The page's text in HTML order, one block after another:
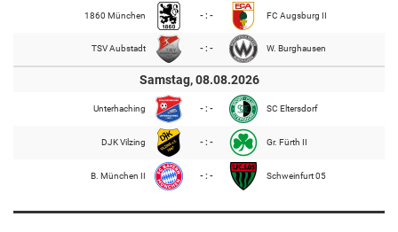
1860 München - : - FC Augsburg II
TSV Aubstadt - : - W. Burghausen
Samstag, 08.08.2026
Unterhaching - : - SC Eltersdorf
DJK Vilzing - : - Gr. Fürth II
B. München II - : - Schweinfurt 05